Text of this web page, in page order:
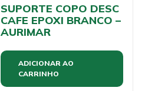
SUPORTE COPO DESC
CAFE EPOXI BRANCO –
AURIMAR
ADICIONAR AO
CARRINHO